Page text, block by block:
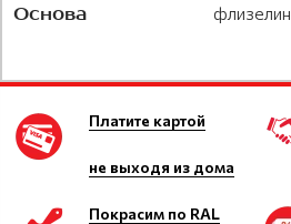
Основа флизелин
Платите картой
не выходя из дома
Покрасим по RAL